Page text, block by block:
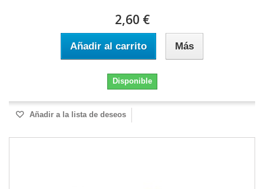
2,60 €
Añadir al carrito Más
Disponible
Añadir a la lista de deseos